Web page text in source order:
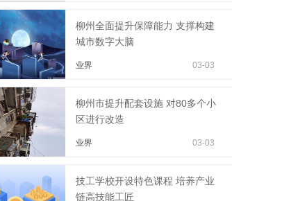
柳州全面提升保障能力 支撑构建
城市数字大脑
业界 03-03
柳州市提升配套设施 对80多个小
区进行改造
业界 03-03
技工学校开设特色课程 培养产业
链高技能工匠